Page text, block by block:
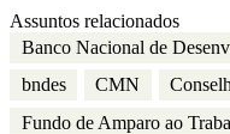
Assuntos relacionados
Banco Nacional de
bndes
CMN
Fundo de Amparo ao